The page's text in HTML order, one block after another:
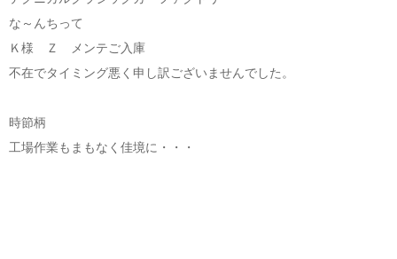
な～んちって
Ｋ様 Ｚ メンテご入庫
不在でタイミング悪く申し訳ございませんでした。
時節柄
工場作業もまもなく佳境に・・・